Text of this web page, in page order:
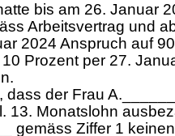
bis am 26. Januar
Arbeitsvertrag und
2024 Anspruch auf
Prozent per 27.
dass der Frau
13. Monatslohn
gemäss Ziffer 1